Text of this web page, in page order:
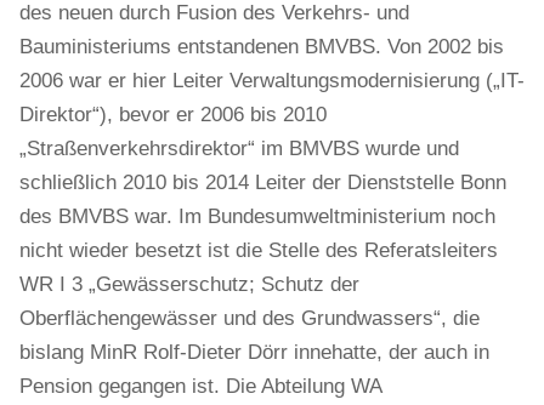
des neuen durch Fusion des Verkehrs- und
Bauministeriums entstandenen BMVBS. Von 2002 bis
2006 war er hier Leiter Verwaltungsmodernisierung („IT-
Direktor“), bevor er 2006 bis 2010
„Straßenverkehrsdirektor“ im BMVBS wurde und
schließlich 2010 bis 2014 Leiter der Dienststelle Bonn
des BMVBS war. Im Bundesumweltministerium noch
nicht wieder besetzt ist die Stelle des Referatsleiters
WR I 3 „Gewässerschutz; Schutz der
Oberflächengewässer und des Grundwassers“, die
bislang MinR Rolf-Dieter Dörr innehatte, der auch in
Pension gegangen ist. Die Abteilung WA